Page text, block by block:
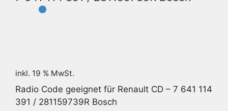
inkl. 19 % MwSt.
Radio Code geeignet für Renault CD – 7 641 114
391 / 281159739R Bosch